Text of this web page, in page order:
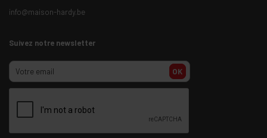
info@maison-hardy.be
Suivez notre newsletter
OK